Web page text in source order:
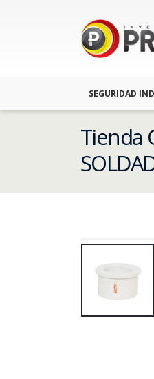
SEGURIDAD
Tienda